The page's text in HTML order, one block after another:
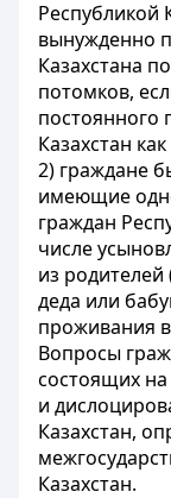
Республикой
вынужденно
Казахстана
потомков,
постоянного
Казахстан
2) граждане
имеющие
граждан
числе
из родителей
деда или
проживания в
Вопросы
состоящих
и
Казахстан,
Казахстан.